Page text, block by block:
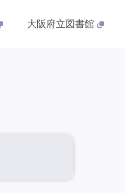
大阪府立図書館